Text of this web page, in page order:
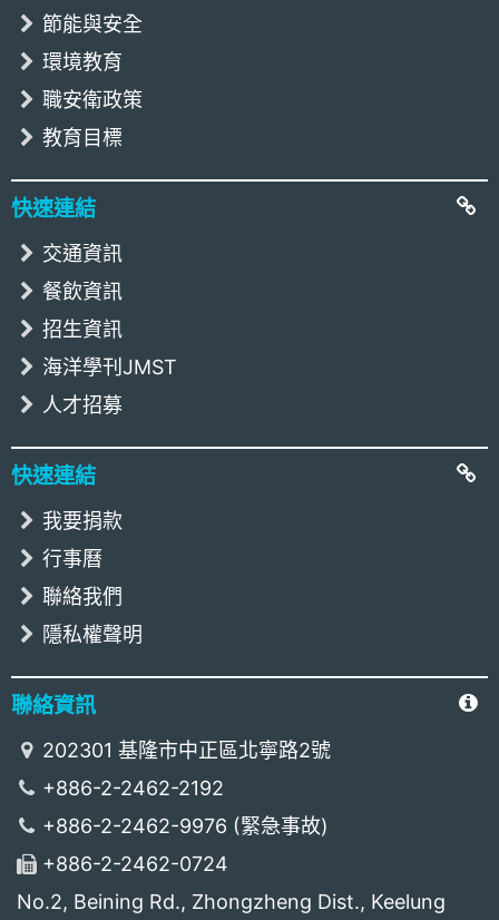
節能與安全
環境教育
職安衛政策
教育目標
快速連結
交通資訊
餐飲資訊
招生資訊
海洋學刊JMST
人才招募
快速連結
我要捐款
行事曆
聯絡我們
隱私權聲明
聯絡資訊
202301 基隆市中正區北寧路2號
+886-2-2462-2192
+886-2-2462-9976 (緊急事故)
+886-2-2462-0724
No.2, Beining Rd., Zhongzheng Dist., Keelung